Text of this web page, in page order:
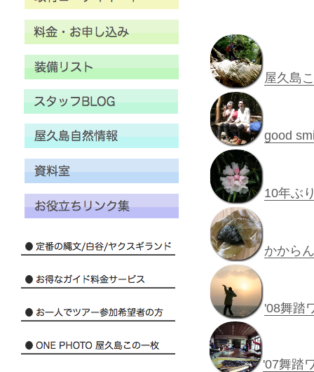
屋久島
good
10年ぶ
かから
'08舞踏
'07舞踏